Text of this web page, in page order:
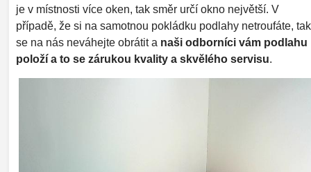
je v místnosti více oken, tak směr určí okno největší. V
případě, že si na samotnou pokládku podlahy netroufáte, tak
se na nás neváhejte obrátit a naši odborníci vám podlahu
položí a to se zárukou kvality a skvělého servisu.